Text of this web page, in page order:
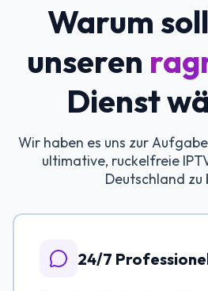
Warum
unseren
Dienst
Wir haben es uns zur
ultimative, ruckelfreie
Deutschland zu
24/7